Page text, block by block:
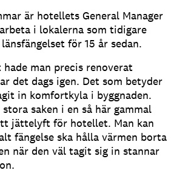
är hotellets General Manager
i lokalerna som tidigare
för 15 år sedan.
man precis renoverat
det dags igen. Det som betyder
in komfortkyla i byggnaden.
saken i en så här gammal
jättelyft för hotellet. Man kan
fängelse ska hålla värmen borta
när den väl tagit sig in stannar